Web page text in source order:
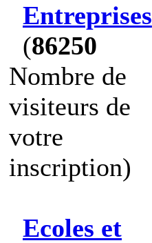
Entreprises
(86250
Nombre de
visiteurs de
votre
inscription)
Ecoles et